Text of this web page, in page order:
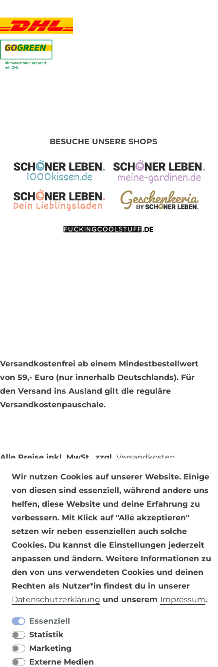
BESUCHE UNSERE SHOPS
Versandkostenfrei ab einem Mindestbestellwert
von 59,- Euro (nur innerhalb Deutschlands). Für
den Versand ins Ausland gilt die reguläre
Versandkostenpauschale.
Alle Preise inkl. MwSt., zzgl. Versandkosten
© 2026 SCHÖNER LEBEN.
Impressum Daten­schutz­erklärung AGB
Barrierefreiheitserklärung Widerrufs­recht
Wir nutzen Cookies auf unserer Website. Einige
von diesen sind essenziell, während andere uns
helfen, diese Website und deine Erfahrung zu
verbessern. Mit Klick auf "Alle akzeptieren"
setzen wir neben essenziellen auch solche
Cookies. Du kannst die Einstellungen jederzeit
anpassen und ändern. Weitere Informationen zu
den von uns verwendeten Cookies und deinen
Rechten als Nutzer*in findest du in unserer
Daten­schutz­erklärung und unserem Impressum.
Essenziell
Statistik
Marketing
Externe Medien